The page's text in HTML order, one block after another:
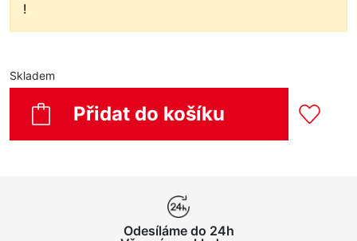
!
Skladem
Přidat do košíku
Odesíláme do 24h